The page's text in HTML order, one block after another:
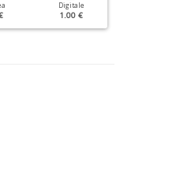
Digitale
1.00 €